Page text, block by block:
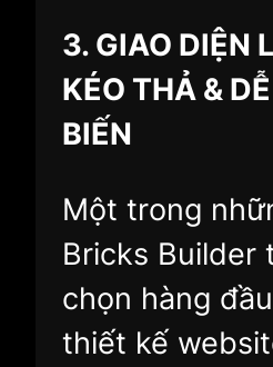
3. GIAO DIỆN
KÉO THẢ &
BIẾN
Một trong
Bricks Builder
chọn hàng
thiết kế